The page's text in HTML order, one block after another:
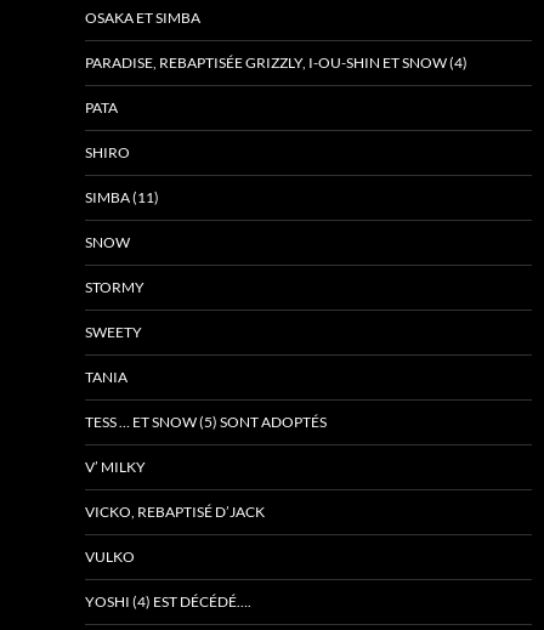
OSAKA ET SIMBA
PARADISE, REBAPTISÉE GRIZZLY, I-OU-SHIN ET SNOW (4)
PATA
SHIRO
SIMBA (11)
SNOW
STORMY
SWEETY
TANIA
TESS … ET SNOW (5) SONT ADOPTÉS
V’ MILKY
VICKO, REBAPTISÉ D’JACK
VULKO
YOSHI (4) EST DÉCÉDÉ….